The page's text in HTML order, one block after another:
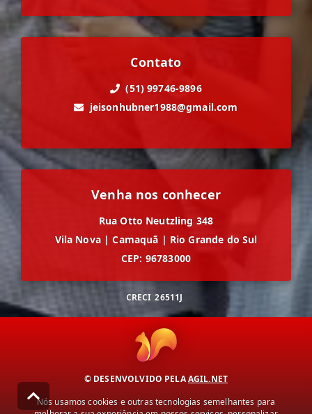
Contato
(51) 99746-9896
jeisonhubner1988@gmail.com
Venha nos conhecer
Rua Otto Neutzling 348
Vila Nova | Camaquã | Rio Grande do Sul
CEP: 96783000
CRECI 26511J
© DESENVOLVIDO PELAAGIL.NET
Nós usamos cookies e outras tecnologias semelhantes para